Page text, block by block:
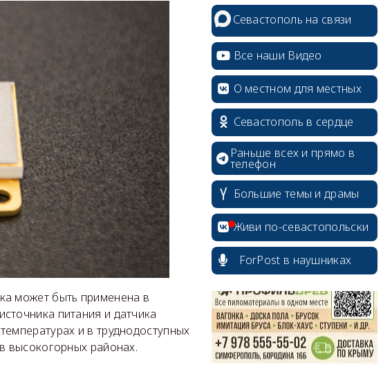
может быть применена в
питания и датчика
и в труднодоступных
высокогорных районах.
Севастополь на связи
Все наши Видео
О местном для местных
Севастополь в сердце
Раньше всех и прямо в
телефон
Большие темы и драмы
Живи по-севастопольски
ForPost в наушниках
erid: 2SDnjcrDNw6
erid: 2SDnjdPjgYS